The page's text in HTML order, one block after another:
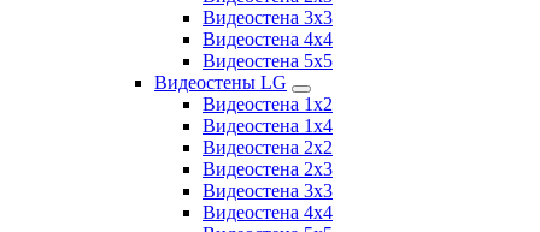
Видеостена 3x3
Видеостена 4x4
Видеостена 5x5
Видеостены LG
Видеостена 1x2
Видеостена 1x4
Видеостена 2x2
Видеостена 2x3
Видеостена 3x3
Видеостена 4x4